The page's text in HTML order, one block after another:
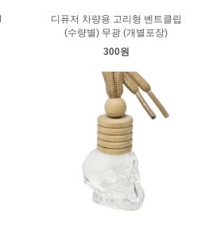
디퓨저 차량용 고리형 벤트클립
(수량별) 무광 (개별포장)
300원